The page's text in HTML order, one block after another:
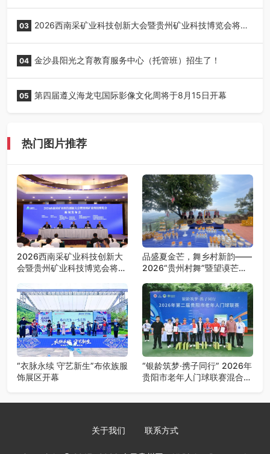
03 2026西南采矿业科技创新大会暨贵州矿业科技博览会将在
04 金沙县阳光之育教育服务中心（托管班）招生了！
05 第四届遵义海龙屯国际影像文化周将于8月15日开幕
热门图片推荐
2026西南采矿业科技创新大
会暨贵州矿业科技博览会将在
品盛夏金芒，舞乡村新韵——
2026“贵州村舞”暨望谟芒果
“衣脉永续 守艺新生”布依族服
饰展区开幕
“银龄筑梦·携子同行” 2026年
贵阳市老年人门球联赛混合团
关于我们 联系方式